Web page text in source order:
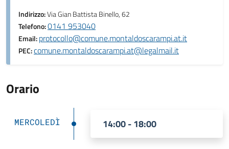
Indirizzo:Via Gian Battista Binello, 62
Telefono:0141 953040
Email:protocollo@comune.montaldoscarampi.at.it
PEC:comune.montaldoscarampi.at@legalmail.it
Orario
MERCOLEDÌ 14:00 - 18:00